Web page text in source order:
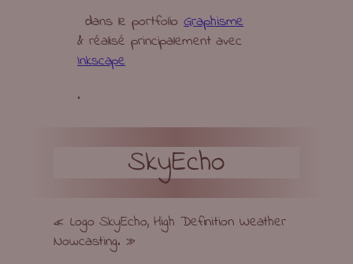
dans le portfolioGraphisme
& réalisé principalement avec
Inkscape
.
SkyEcho
« Logo SkyEcho, High Definition Weather
Nowcasting. »